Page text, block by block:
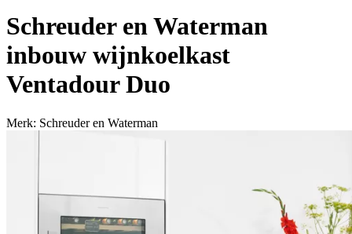
Schreuder en Waterman
inbouw wijnkoelkast
Ventadour Duo
Merk: Schreuder en Waterman